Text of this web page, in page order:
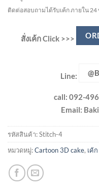
ติดต่อสอบถามได้รับเค้ก ภายใน 24
สั่งเค้ก Click >>>
Line:
call: 092-
Email:
รหัสสินค้า:Stitch-4
หมวดหมู่:Cartoon 3D cake, เค้